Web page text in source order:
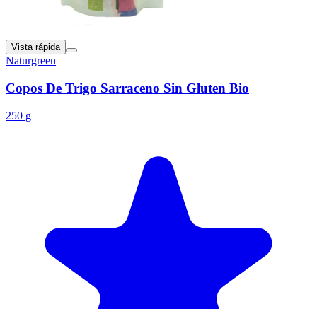
Vista rápida
Naturgreen
Copos De Trigo Sarraceno Sin Gluten Bio
250 g